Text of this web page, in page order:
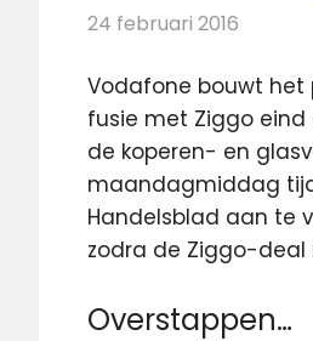
24 februari 2016
Vodafone bouwt het
fusie met Ziggo eind
de koperen- en
maandagmiddag
Handelsblad aan te
zodra de Ziggo-deal
Overstappen…